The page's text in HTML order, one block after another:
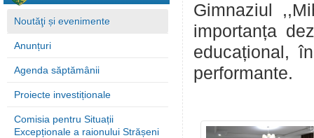
Noutăţi și evenimente
Anunțuri
Agenda săptămânii
Proiecte investiționale
Comisia pentru Situații
Excepționale a raionului Strășeni
Gimnaziul
importanța
educațional,
performante.